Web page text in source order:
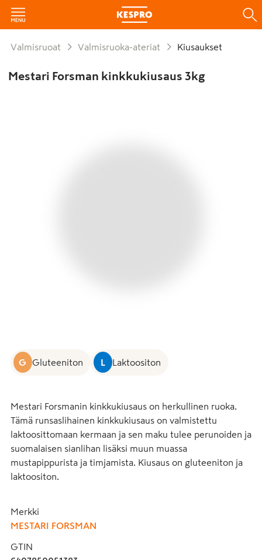
Valmisruoat Valmisruoka-ateriat Kiusaukset
Mestari Forsman kinkkukiusaus 3kg
G Gluteeniton L Laktoositon
Mestari Forsmanin kinkkukiusaus on herkullinen ruoka.
Tämä runsaslihainen kinkkukiusaus on valmistettu
laktoosittomaan kermaan ja sen maku tulee perunoiden ja
suomalaisen sianlihan lisäksi muun muassa
mustapippurista ja timjamista. Kiusaus on gluteeniton ja
laktoositon.
Merkki
MESTARI FORSMAN
GTIN